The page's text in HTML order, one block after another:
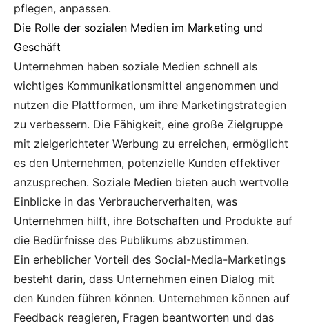
pflegen, anpassen.
Die Rolle der sozialen Medien im Marketing und
Geschäft
Unternehmen haben soziale Medien schnell als
wichtiges Kommunikationsmittel angenommen und
nutzen die Plattformen, um ihre Marketingstrategien
zu verbessern. Die Fähigkeit, eine große Zielgruppe
mit zielgerichteter Werbung zu erreichen, ermöglicht
es den Unternehmen, potenzielle Kunden effektiver
anzusprechen. Soziale Medien bieten auch wertvolle
Einblicke in das Verbraucherverhalten, was
Unternehmen hilft, ihre Botschaften und Produkte auf
die Bedürfnisse des Publikums abzustimmen.
Ein erheblicher Vorteil des Social-Media-Marketings
besteht darin, dass Unternehmen einen Dialog mit
den Kunden führen können. Unternehmen können auf
Feedback reagieren, Fragen beantworten und das